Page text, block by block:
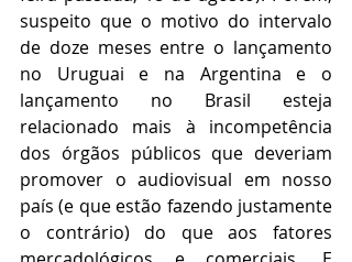
suspeito que o motivo do intervalo
de doze meses entre o lançamento
no Uruguai e na Argentina e o
lançamento no Brasil esteja
relacionado mais à incompetência
dos órgãos públicos que deveriam
promover o audiovisual em nosso
país (e que estão fazendo justamente
o contrário) do que aos fatores